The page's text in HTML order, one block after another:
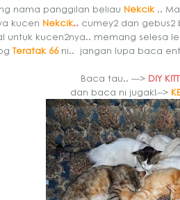
nama panggilan beliau Nekcik..
kucen Nekcik.. cumey2 dan
untuk kucen2nya.. memang selesa
Teratak 66 ni.. jangan lupa baca
Baca tau.. ---> DIY
dan baca ni jugak!-->